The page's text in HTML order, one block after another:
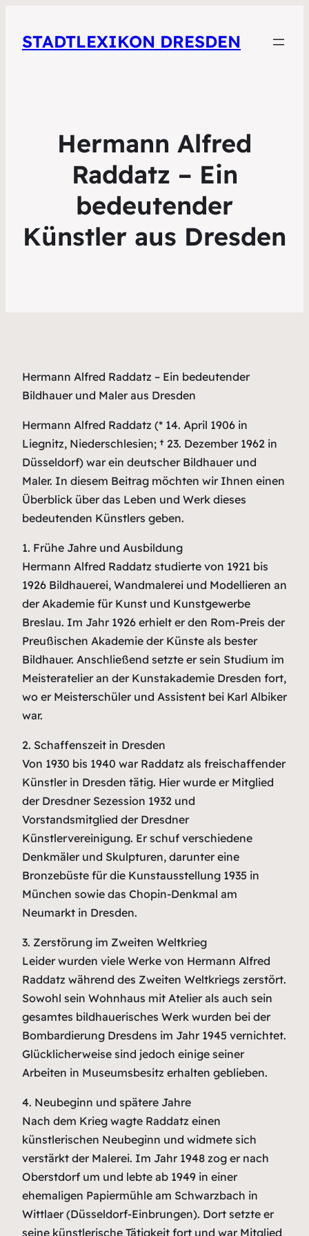
STADTLEXIKON DRESDEN
Hermann Alfred
Raddatz – Ein
bedeutender
Künstler aus Dresden
Hermann Alfred Raddatz – Ein bedeutender
Bildhauer und Maler aus Dresden
Hermann Alfred Raddatz (* 14. April 1906 in
Liegnitz, Niederschlesien; † 23. Dezember 1962 in
Düsseldorf) war ein deutscher Bildhauer und
Maler. In diesem Beitrag möchten wir Ihnen einen
Überblick über das Leben und Werk dieses
bedeutenden Künstlers geben.
1. Frühe Jahre und Ausbildung
Hermann Alfred Raddatz studierte von 1921 bis
1926 Bildhauerei, Wandmalerei und Modellieren an
der Akademie für Kunst und Kunstgewerbe
Breslau. Im Jahr 1926 erhielt er den Rom-Preis der
Preußischen Akademie der Künste als bester
Bildhauer. Anschließend setzte er sein Studium im
Meisteratelier an der Kunstakademie Dresden fort,
wo er Meisterschüler und Assistent bei Karl Albiker
war.
2. Schaffenszeit in Dresden
Von 1930 bis 1940 war Raddatz als freischaffender
Künstler in Dresden tätig. Hier wurde er Mitglied
der Dresdner Sezession 1932 und
Vorstandsmitglied der Dresdner
Künstlervereinigung. Er schuf verschiedene
Denkmäler und Skulpturen, darunter eine
Bronzebüste für die Kunstausstellung 1935 in
München sowie das Chopin-Denkmal am
Neumarkt in Dresden.
3. Zerstörung im Zweiten Weltkrieg
Leider wurden viele Werke von Hermann Alfred
Raddatz während des Zweiten Weltkriegs zerstört.
Sowohl sein Wohnhaus mit Atelier als auch sein
gesamtes bildhauerisches Werk wurden bei der
Bombardierung Dresdens im Jahr 1945 vernichtet.
Glücklicherweise sind jedoch einige seiner
Arbeiten in Museumsbesitz erhalten geblieben.
4. Neubeginn und spätere Jahre
Nach dem Krieg wagte Raddatz einen
künstlerischen Neubeginn und widmete sich
verstärkt der Malerei. Im Jahr 1948 zog er nach
Oberstdorf um und lebte ab 1949 in einer
ehemaligen Papiermühle am Schwarzbach in
Wittlaer (Düsseldorf-Einbrungen). Dort setzte er
seine künstlerische Tätigkeit fort und war Mitglied